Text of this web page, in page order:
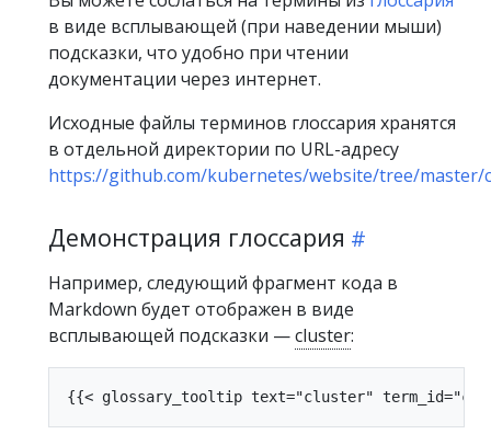
в виде всплывающей (при наведении мыши)
подсказки, что удобно при чтении
документации через интернет.
Исходные файлы терминов глоссария хранятся
в отдельной директории по URL-адресу
https://github.com/kubernetes/website/tree/
Демонстрация глоссария
Например, следующий фрагмент кода в
Markdown будет отображен в виде
всплывающей подсказки —cluster: